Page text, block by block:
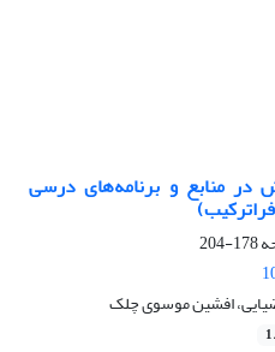
در منابع و برنامه‌های درسی
178-204
افشین موسوی چلک